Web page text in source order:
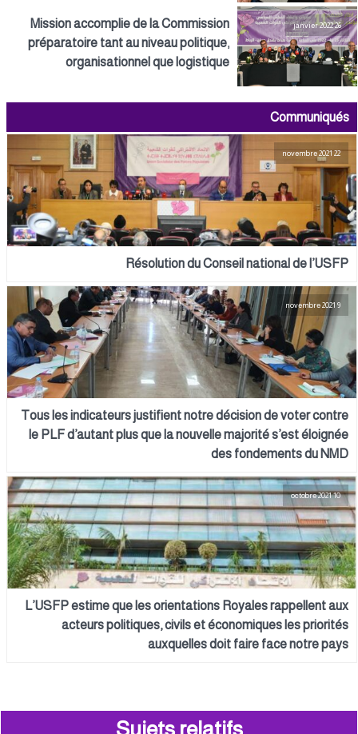
26 janvier 2022
Mission accomplie de la Commission
préparatoire tant au niveau politique,
organisationnel que logistique
Communiqués
22 novembre 2021
Résolution du Conseil national de l’USFP
Tous les indicateurs justifient notre décision de voter contre
le PLF d’autant plus que la nouvelle majorité s’est éloignée
des fondements du NMD
10 octobre 2021
L’USFP estime que les orientations Royales rappellent aux
acteurs politiques, civils et économiques les priorités
auxquelles doit faire face notre pays
Sujets relatifs